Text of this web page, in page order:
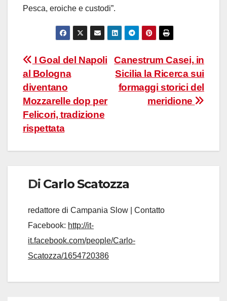
Pesca, eroiche e custodi”.
Navigazione
articoli
Canestrum Casei, in
Sicilia la Ricerca sui
formaggi storici del
meridione
I Goal del Napoli
al Bologna
diventano
Mozzarelle dop per
Felicori, tradizione
rispettata
Di Carlo Scatozza
redattore di Campania Slow | Contatto
Facebook: http://it-
it.facebook.com/people/Carlo-
Scatozza/1654720386